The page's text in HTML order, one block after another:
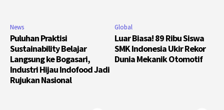
News
Puluhan Praktisi
Sustainability Belajar
Langsung ke Bogasari,
Industri Hijau Indofood Jadi
Rujukan Nasional
Global
Luar Biasa! 89 Ribu Siswa
SMK Indonesia Ukir Rekor
Dunia Mekanik Otomotif